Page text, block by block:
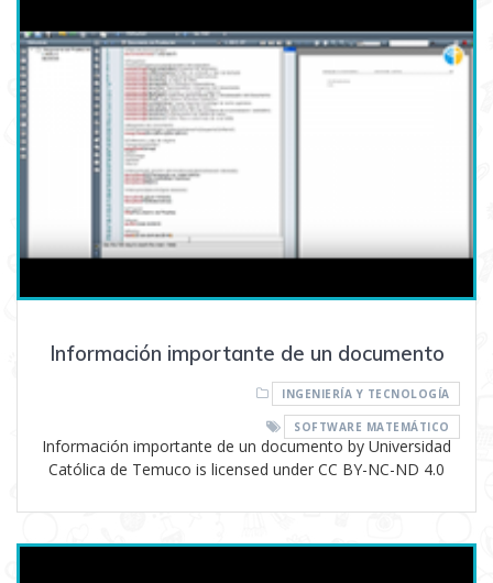
Información importante de un documento
INGENIERÍA Y TECNOLOGÍA
SOFTWARE MATEMÁTICO
Información importante de un documento by Universidad
Católica de Temuco is licensed under CC BY-NC-ND 4.0